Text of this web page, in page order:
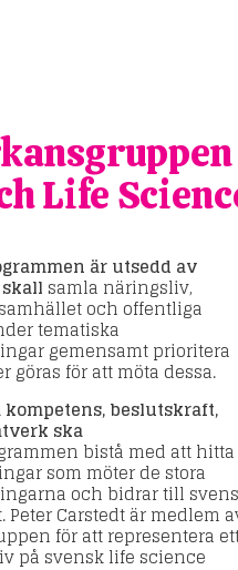
Life
är utsedd av
samla näringsliv,
och offentliga
tematiska
gemensamt prioritera
göras för att möta dessa.
kompetens, beslutskraft,
ska
bistå med att hitta
som möter de stora
och bidrar till
Carstedt är medlem
för att representera
på svensk life science